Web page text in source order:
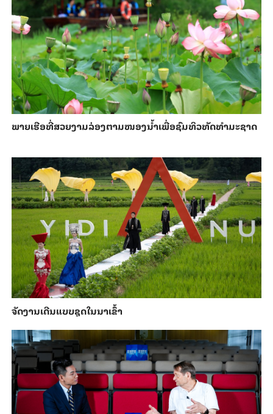
ພາຍ​ເຮືອທີ່​ສວຍ​ງາມ​ລ່ອງ​ຕາມ​​ໜອງນ້ຳ​​ເພື່ອ​ຊົມ​ທິວ​ທັດ​ທຳ​ມະ​ຊາດ
ຈັດງານເດີນແບບຊຸດໃນນາເຂົ້າ